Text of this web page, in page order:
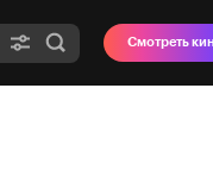
Смотреть